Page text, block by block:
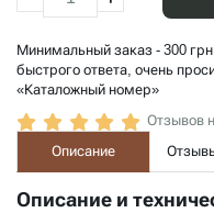
Минимальный заказ - 300
быстрого ответа, очень
«Каталожный номер»
Отзывов
Описание
Описание и